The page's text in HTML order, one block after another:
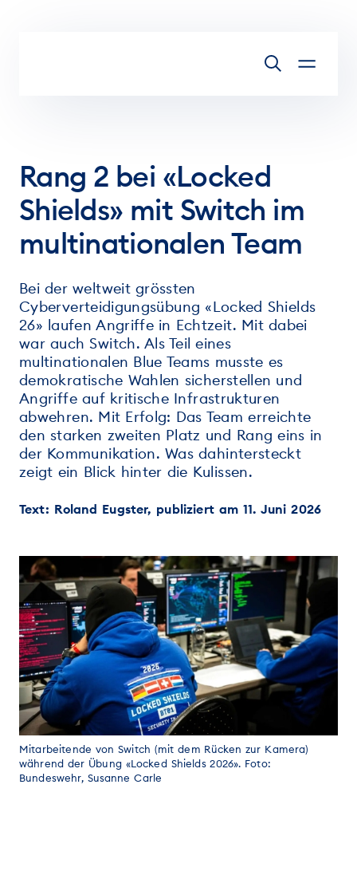
Rang 2 bei «Locked
Shields» mit Switch im
multinationalen Team
Bei der weltweit grössten
Cyberverteidigungsübung «Locked Shields
26» laufen Angriffe in Echtzeit. Mit dabei
war auch Switch. Als Teil eines
multinationalen Blue Teams musste es
demokratische Wahlen sicherstellen und
Angriffe auf kritische Infrastrukturen
abwehren. Mit Erfolg: Das Team erreichte
den starken zweiten Platz und Rang eins in
der Kommunikation. Was dahintersteckt
zeigt ein Blick hinter die Kulissen.
Text: Roland Eugster, publiziert am 11. Juni 2026
Mitarbeitende von Switch (mit dem Rücken zur Kamera)
während der Übung «Locked Shields 2026». Foto:
Bundeswehr, Susanne Carle